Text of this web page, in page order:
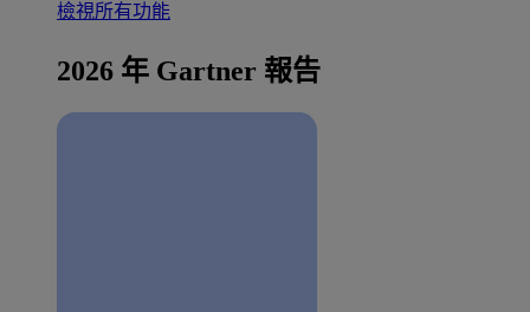
檢視所有功能
2026 年 Gartner 報告